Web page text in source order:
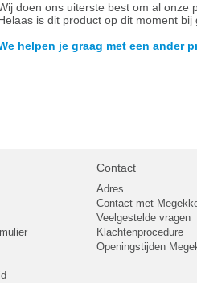
doen ons uiterste best om al onze
is dit product op dit moment
helpen je graag met een ander
Contact
Adres
Contact met
Veelgestelde vragen
Klachtenprocedure
Openingstijden